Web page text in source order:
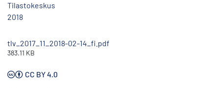
Tilastokeskus
2018
tlv_2017_11_2018-02-14_fi.pdf
383.11 KB
CC BY 4.0